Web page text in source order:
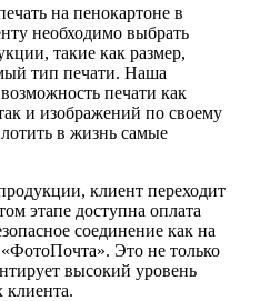
на пенокартоне в
необходимо выбрать
такие как размер,
тип печати. Наша
печати как
и изображений по своему
в жизнь самые
клиент переходит
этапе доступна оплата
соединение как на
Это не только
высокий уровень